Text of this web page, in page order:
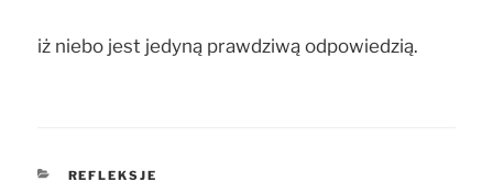
iż niebo jest jedyną prawdziwą odpowiedzią.
KATEGORIE
REFLEKSJE